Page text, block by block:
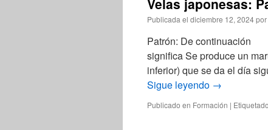
Velas japonesas:
Publicada el diciembre 12, 2024por
Patrón: De continuación
significa Se produce un
inferior) que se da el día
Sigue leyendo →
Publicado en Formación | Etiquetado